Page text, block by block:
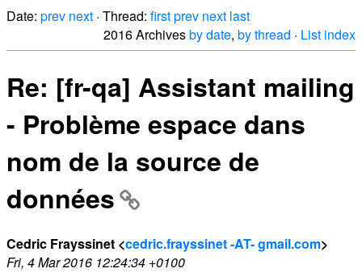
Date: prev next · Thread: firstprev next last
2016 Archivesby date, by thread · List index
Re: [fr-qa] Assistant mailing
- Problème espace dans
nom de la source de
données
Cedric Frayssinet <cedric.frayssinet -AT- gmail.com>
Fri, 4 Mar 2016 12:24:34 +0100